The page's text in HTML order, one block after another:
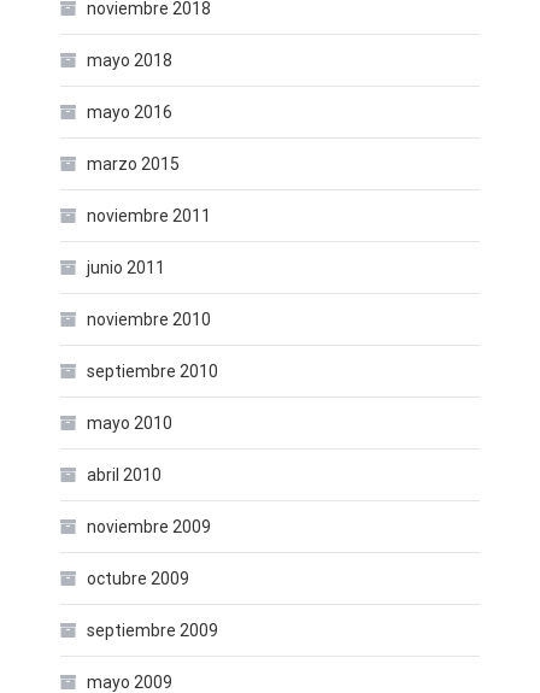
noviembre 2018
mayo 2018
mayo 2016
marzo 2015
noviembre 2011
junio 2011
noviembre 2010
septiembre 2010
mayo 2010
abril 2010
noviembre 2009
octubre 2009
septiembre 2009
mayo 2009